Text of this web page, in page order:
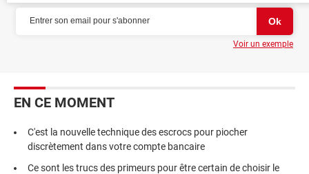
Voir un exemple
EN CE MOMENT
C'est la nouvelle technique des escrocs pour piocher
discrètement dans votre compte bancaire
Ce sont les trucs des primeurs pour être certain de choisir le